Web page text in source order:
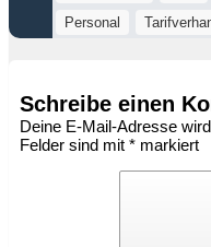
Personal
Schreibe einen
Deine E-Mail-Adresse
Felder sind mit * markiert